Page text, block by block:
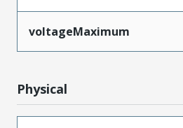
voltageMaximum
Physical